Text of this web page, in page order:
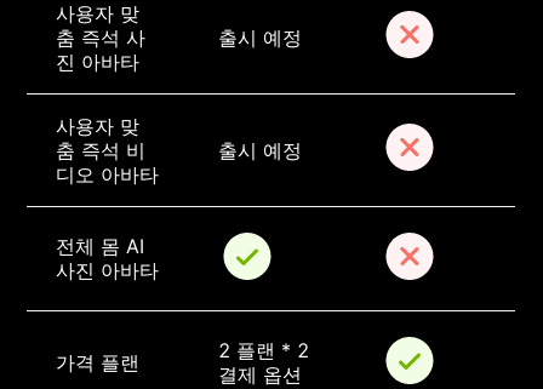
사용자 맞
춤 즉석 사
진 아바타
출시 예정
사용자 맞
춤 즉석 비
디오 아바타
출시 예정
전체 몸 AI
사진 아바타
가격 플랜
2 플랜 * 2
결제 옵션